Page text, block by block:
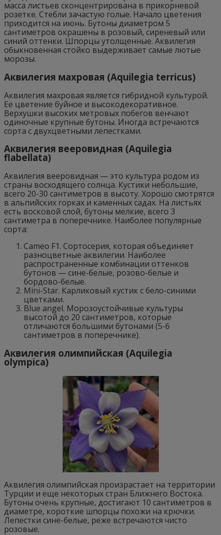
масса листьев сконцентрирована в прикорневой
розетке. Стебли зачастую голые. Начало цветения
приходится на июнь. Бутоны диаметром 5
сантиметров окрашены в розовый, сиреневый или
синий оттенки. Шпорцы утолщенные. Аквилегия
обыкновенная стойко выдерживает самые лютые
морозы.
Аквилегия махровая (Aquilegia terricus)
Аквилегия махровая является гибридной культурой.
Ее цветение буйное и высокодекоративное.
Верхушки высоких метровых побегов венчают
одиночные крупные бутоны. Иногда встречаются
сорта с двухцветными лепестками.
Аквилегия вееровидная (Aquilegia
flabellata)
Аквилегия вееровидная — это культура родом из
страны восходящего солнца. Кустики небольшие,
всего 20-30 сантиметров в высоту. Хорошо смотрятся
в альпийских горках и каменных садах. На листьях
есть восковой слой, бутоны мелкие, всего 3
сантиметра в поперечнике. Наиболее популярные
сорта:
Cameo F1. Сортосерия, которая объединяет
разноцветные аквилегии. Наиболее
распространенные комбинации оттенков
бутонов — сине-белые, розово-белые и
бордово-белые.
Mini-Star. Карликовый кустик с бело-синими
цветками.
Blue angel. Морозоустойчивые культуры
высотой до 20 сантиметров, которые
отличаются большими бутонами (5-6
сантиметров в поперечнике).
Аквилегия олимпийская (Aquilegia
olympica)
Аквилегия олимпийская произрастает на территории
Турции и еще некоторых стран Ближнего Востока.
Бутоны очень крупные, достигают 10 сантиметров в
диаметре, короткие шпорцы похожи на крючки.
Лепестки сине-белые, реже встречаются чисто
розовые.